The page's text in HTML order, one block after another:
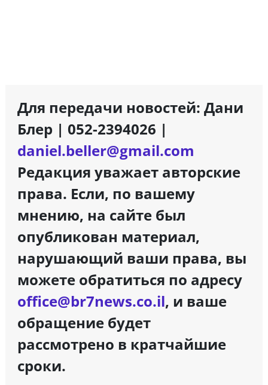
Для передачи новостей: Дани
Блер | 052-2394026 |
daniel.beller@gmail.com
Редакция уважает авторские
права. Если, по вашему
мнению, на сайте был
опубликован материал,
нарушающий ваши права, вы
можете обратиться по адресу
office@br7news.co.il, и ваше
обращение будет
рассмотрено в кратчайшие
сроки.